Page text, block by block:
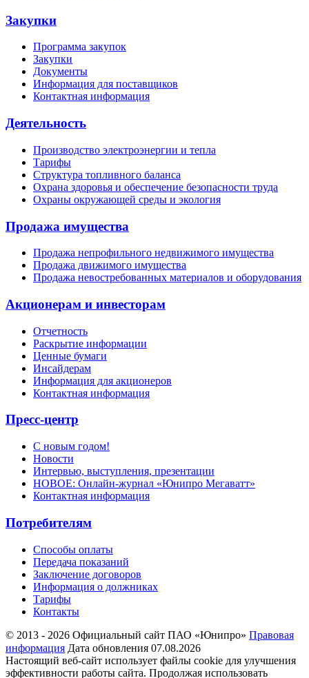
Закупки
Программа закупок
Закупки
Документы
Информация для поставщиков
Контактная информация
Деятельность
Производство электроэнергии и тепла
Тарифы
Структура топливного баланса
Охрана здоровья и обеспечение безопасности труда
Охраны окружающей среды и экология
Продажа имущества
Продажа непрофильного недвижимого имущества
Продажа движимого имущества
Продажа невостребованных материалов и оборудования
Акционерам и инвесторам
Отчетность
Раскрытие информации
Ценные бумаги
Инсайдерам
Информация для акционеров
Контактная информация
Пресс-центр
С новым годом!
Новости
Интервью, выступления, презентации
НОВОЕ: Онлайн-журнал «Юнипро Мегаватт»
Контактная информация
Потребителям
Способы оплаты
Передача показаний
Заключение договоров
Информация о должниках
Тарифы
Контакты
© 2013 - 2026 Официальный сайт ПАО «Юнипро» Правовая
информация Дата обновления 07.08.2026
Настоящий веб-сайт использует файлы cookie для улучшения
эффективности работы сайта. Продолжая использовать